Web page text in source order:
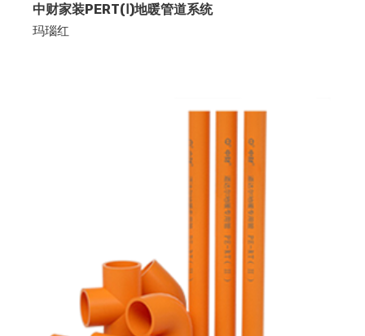
中财家装PERT(Ⅰ)地暖管道系统
玛瑙红